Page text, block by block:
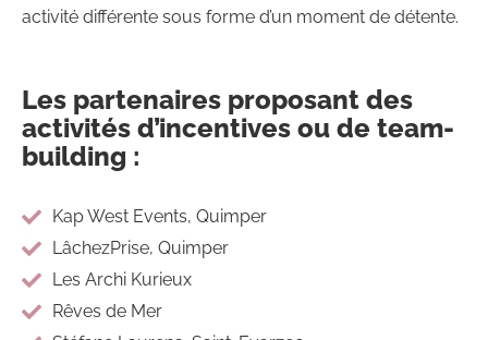
activité différente sous forme d’un moment de détente.
Les partenaires proposant des
activités d’incentives ou de team-
building :
Kap West Events, Quimper
LâchezPrise, Quimper
Les Archi Kurieux
Rêves de Mer